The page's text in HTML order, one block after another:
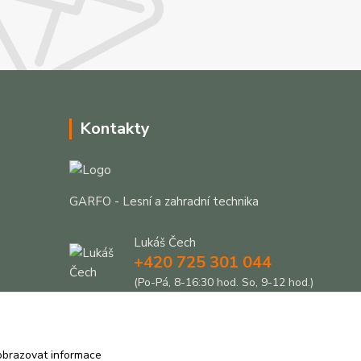
Kontakty
GARFO - Lesní a zahradní technika
Lukáš Čech
+420 725 301 044
(Po-Pá, 8-16:30 hod. So, 9-12 hod.)
informace